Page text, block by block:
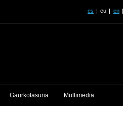
es eu en
Gaurkotasuna Multimedia